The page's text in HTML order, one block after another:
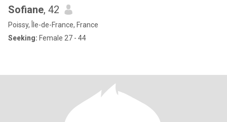
Sofiane, 42
Poissy, Île-de-France, France
Seeking: Female 27 - 44